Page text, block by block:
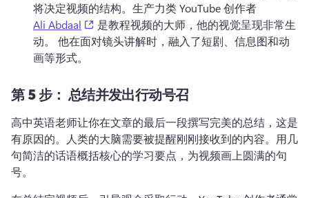
将决定视频的结构。 生产力类 YouTube 创作者
Ali Abdaal
(opens in a new tab)
是教程视频的大师，他的视觉呈现非常生
动。 他在面对镜头讲解时，融入了短剧、信息图和动
画等形式。
第 5 步： 总结并发出行动号召
高中英语老师让你在文章的最后一段撰写完美的总结，这是
有原因的。
人类的大脑需要被提醒刚刚接收到的内容。 用几
句简洁的话语概括核心的学习要点，为视频画上圆满的句
号。